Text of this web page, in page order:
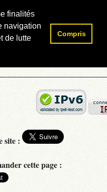
finalités
navigation
de lutte
Compris
Rechercher :
site :
cette page :